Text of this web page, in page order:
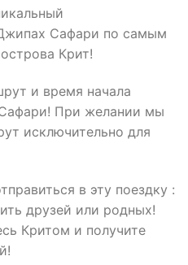
Сафари по самым
Крит!
и время начала
При желании мы
исключительно для
в эту поездку :
друзей или родных!
Критом и получите